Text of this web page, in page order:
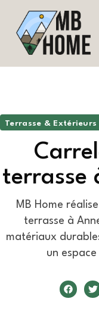
Terrasse & Extérieurs
terrasse
MB Home
terrasse à
matériaux
un